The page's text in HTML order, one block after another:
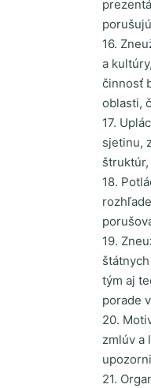
16.
a
činnosť
oblasti,
17.
sjetinu,
18.
19.
tým aj
porade
20.
zmlúv a
21.